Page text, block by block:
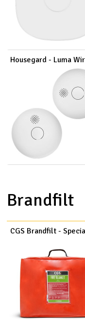
Brandfilt
CGS Brandfilt -